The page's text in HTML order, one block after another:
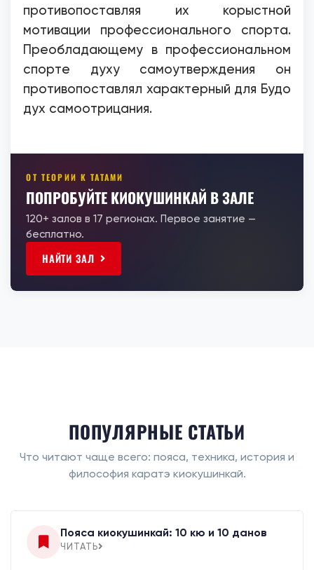
противопоставляя их корыстной
мотивации профессионального спорта.
Преобладающему в профессиональном
спорте духу самоутверждения он
противопоставлял характерный для Будо
дух самоотрицания.
ОТ ТЕОРИИ К ТАТАМИ
ПОПРОБУЙТЕ КИОКУШИНКАЙ В ЗАЛЕ
120+ залов в 17 регионах. Первое занятие —
бесплатно.
НАЙТИ ЗАЛ
ПОПУЛЯРНЫЕ СТАТЬИ
Что читают чаще всего: пояса, техника, история и
философия каратэ киокушинкай.
Пояса киокушинкай: 10 кю и 10 данов
ЧИТАТЬ